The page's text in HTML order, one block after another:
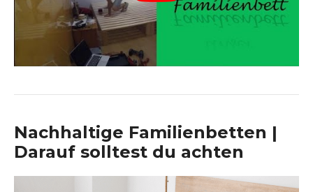
Nachhaltige Familienbetten |
Darauf solltest du achten